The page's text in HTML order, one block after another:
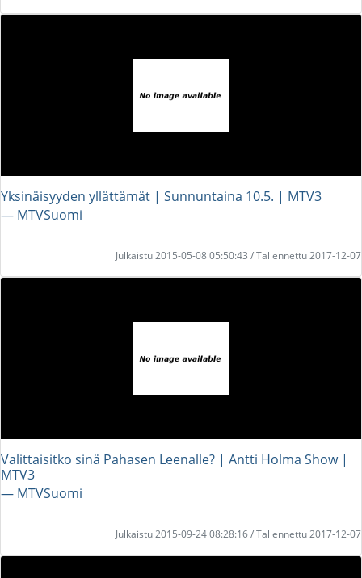
Yksinäisyyden yllättämät | Sunnuntaina 10.5. | MTV3
― MTVSuomi
Julkaistu 2015-05-08 05:50:43 / Tallennettu 2017-12-07
Valittaisitko sinä Pahasen Leenalle? | Antti Holma Show |
MTV3
― MTVSuomi
Julkaistu 2015-09-24 08:28:16 / Tallennettu 2017-12-07